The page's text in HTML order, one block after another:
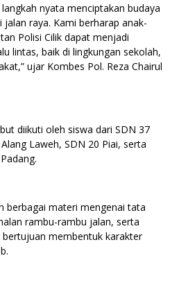
nyata menciptakan budaya
raya. Kami berharap anak-
Polisi Cilik dapat menjadi
lintas, baik di lingkungan sekolah,
ujar Kombes Pol. Reza Chairul
diikuti oleh siswa dari SDN 37
Laweh, SDN 20 Piai, serta
berbagai materi mengenai tata
rambu-rambu jalan, serta
membentuk karakter